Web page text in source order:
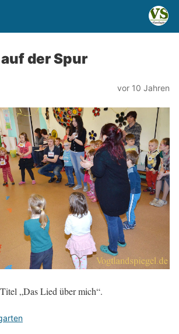
der Spur
vor 10 Jahren
„Das Lied über mich“.